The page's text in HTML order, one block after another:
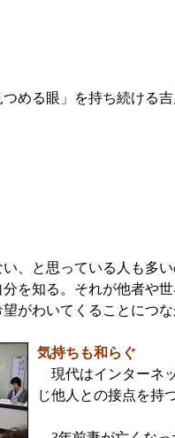
める眼」を持ち続ける
、と思っている人も多
を知る。それが他者や
がわいてくることにつ
気持ちも和らぐ
現代はインターネ
じ他人との接点を持